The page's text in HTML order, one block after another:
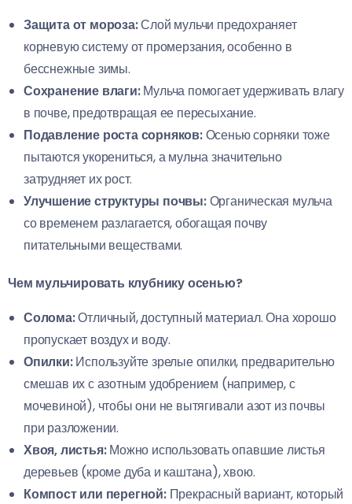
Защита от мороза:Слой мульчи предохраняет
корневую систему от промерзания, особенно в
бесснежные зимы.
Сохранение влаги:Мульча помогает удерживать влагу
в почве, предотвращая ее пересыхание.
Подавление роста сорняков:Осенью сорняки тоже
пытаются укорениться, а мульча значительно
затрудняет их рост.
Улучшение структуры почвы:Органическая мульча
со временем разлагается, обогащая почву
питательными веществами.
Чем мульчировать клубнику осенью?
Солома:Отличный, доступный материал. Она хорошо
пропускает воздух и воду.
Опилки:Используйте зрелые опилки, предварительно
смешав их с азотным удобрением (например, с
мочевиной), чтобы они не вытягивали азот из почвы
при разложении.
Хвоя, листья:Можно использовать опавшие листья
деревьев (кроме дуба и каштана), хвою.
Компост или перегной:Прекрасный вариант, который